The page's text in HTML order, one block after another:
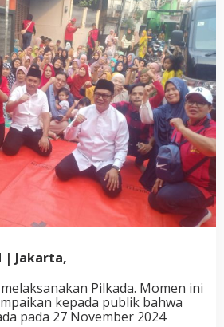
| Jakarta,
Pilkada. Momen ini
kepada publik bahwa
pada 27 November 2024